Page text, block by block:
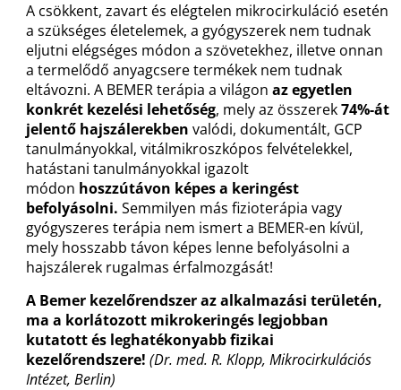
A csökkent, zavart és elégtelen mikrocirkuláció esetén
a szükséges életelemek, a gyógyszerek nem tudnak
eljutni elégséges módon a szövetekhez, illetve onnan
a termelődő anyagcsere termékek nem tudnak
eltávozni. A BEMER terápia a világon az egyetlen
konkrét kezelési lehetőség, mely az összerek74%-át
jelentő hajszálerekben valódi, dokumentált, GCP
tanulmányokkal, vitálmikroszkópos felvételekkel,
hatástani tanulmányokkal igazolt
módon hoszzútávon képes a keringést
befolyásolni. Semmilyen más fizioterápia vagy
gyógyszeres terápia nem ismert a BEMER-en kívül,
mely hosszabb távon képes lenne befolyásolni a
hajszálerek rugalmas érfalmozgását!
A Bemer kezelőrendszer az alkalmazási területén,
ma a korlátozott mikrokeringés legjobban
kutatott és leghatékonyabb fizikai
kezelőrendszere! (Dr. med. R. Klopp, Mikrocirkulációs
Intézet, Berlin)